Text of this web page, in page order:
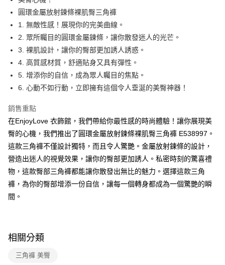
街口支付
悠遊付
ATM付款
運送方式
每筆NT$60，滿NT$600(含以上)免運費
付款後全家取貨
7-11取貨付款
每筆NT$60，滿NT$600(含以上)免運費
每筆NT$80，滿NT$600(含以上)免運費
圓環金屬放射鍊條裸肌臀三角褲
1. 無敵性感！展現你的完美曲線。
2. 眾所矚目的圓環金屬鍊條，讓你散發迷人的光芒。
3. 裸肌設計，讓你的臀部更加誘人誘惑。
4. 高質感材質，舒適貼身又具有彈性。
5. 增添你的自信，成為眾人矚目的焦點。
6. 心動不如行動，立即擁有這個令人垂涎的美臀神器！
銷售重點
在EnjoyLove 衣飾館，我們帶給你最性感的時尚體驗！讓你展現美
臀的心機，我們推出了圓環金屬放射鍊條裸肌臀三角褲 E538997。
這款三角褲不僅設計獨特，而且令人驚艷。金屬放射鍊條的設計，
營造出迷人的視覺效果，讓你的臀部更加誘人。私密時刻的驚喜禮
物，這款臀部三角褲都能讓你散發出無比的魅力。選擇這款三角
褲，為你的臀部增添一份自信，讓每一個轉身都成為一個驚艷的瞬
間。
相關分類
三角褲 美臀